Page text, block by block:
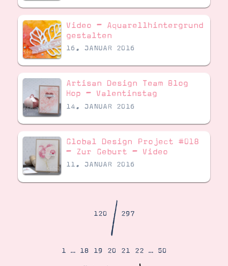
Produkte erklärt
Über mich
Über Stampin’ Up!
Tipps & Tricks
Video – Aquarellhintergrund
gestalten
16. JANUAR 2016
Artisan Design Team Blog
Hop – Valentinstag
14. JANUAR 2016
Global Design Project #018
– Zur Geburt – Video
11. JANUAR 2016
120/297
1 … 18 19 20 21 22 … 50